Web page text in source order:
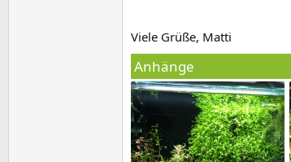
Viele Grüße, Matti
Anhänge